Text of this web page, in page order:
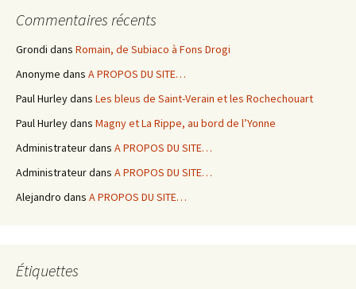
Commentaires récents
Grondi dans Romain, de Subiaco à Fons Drogi
Anonyme dans A PROPOS DU SITE…
Paul Hurleydans Les bleus de Saint-Verain et les Rochechouart
Paul Hurleydans Magny et La Rippe, au bord de l’Yonne
Administrateurdans A PROPOS DU SITE…
Administrateurdans A PROPOS DU SITE…
Alejandro dans A PROPOS DU SITE…
Étiquettes